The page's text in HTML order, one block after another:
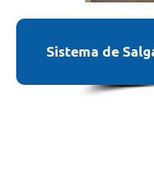
Sistema de